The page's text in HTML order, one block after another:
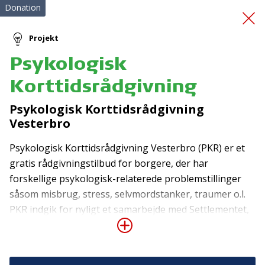
Fat om livet
Donation
Projekt
Psykologisk
Korttidsrådgivning
Psykologisk Korttidsrådgivning
Vesterbro
Psykologisk Korttidsrådgivning Vesterbro (PKR) er et
gratis rådgivningstilbud for borgere, der har
forskellige psykologisk-relaterede problemstillinger
såsom misbrug, stress, selvmordstanker, traumer o.l.
PKR indgik for nyligt et samarbejde med Settlementet,
der er et kommunalt tilbud til socialt udsatte borgere i
Settlementets brugere, hvorigennem PRK kommer ud
Tilmeld nyhedsbrev
De seneste nyheder om TrygFondens og TryghedsGruppens
aktiviteter direkte i din indbakke.